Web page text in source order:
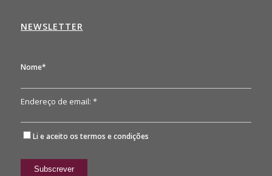
NEWSLETTER
Nome*
Endereço de email: *
Li e aceito os termos e condições